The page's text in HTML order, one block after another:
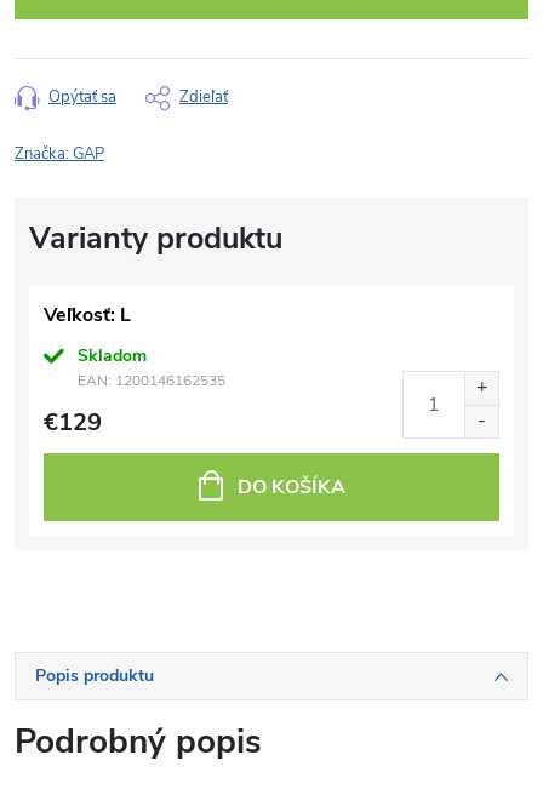
Opýtať sa Zdieľať
Značka:GAP
Veľkosť: L
Skladom
EAN: 1200146162535
€129
DO KOŠÍKA
Popis produktu
Podrobný popis